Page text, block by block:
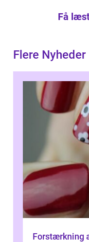
Få
Flere Nyheder
Forstærkning